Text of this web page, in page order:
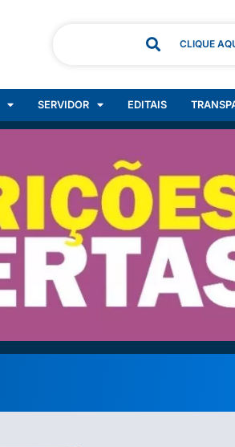
CLIQUE
SERVIDOR EDITAIS